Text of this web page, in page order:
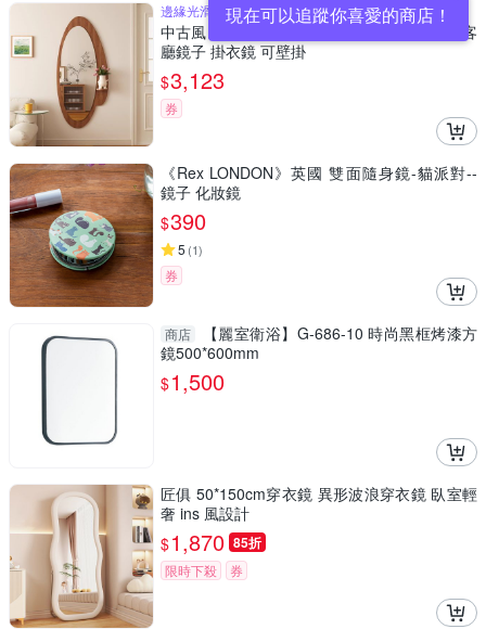
現在可以追蹤你喜愛的商店！
邊緣光滑打磨 安全不傷手
中古風臥室全身鏡100*50CM 試衣鏡 異形鏡 客
廳鏡子 掛衣鏡 可壁掛
$3,123
券
《Rex LONDON》英國 雙面隨身鏡-貓派對--
鏡子 化妝鏡
$390
5 (1)
券
商店
【麗室衛浴】G-686-10 時尚黑框烤漆方
鏡500*600mm
$1,500
匠俱 50*150cm穿衣鏡 異形波浪穿衣鏡 臥室輕
奢 ins 風設計
$1,870 85折
限時下殺 券